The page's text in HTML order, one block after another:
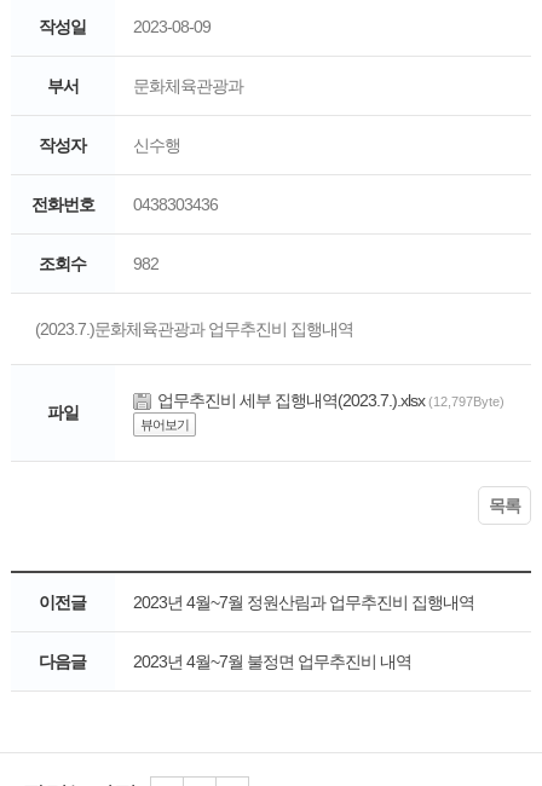
작성일 2023-08-09
부서 문화체육관광과
작성자 신수행
전화번호 0438303436
조회수 982
(2023.7.)문화체육관광과 업무추진비 집행내역
파일
업무추진비 세부 집행내역(2023.7.).xlsx (12,797Byte)
뷰어보기
목록
이전글 2023년 4월~7월 정원산림과 업무추진비 집행내역
다음글 2023년 4월~7월 불정면 업무추진비 내역